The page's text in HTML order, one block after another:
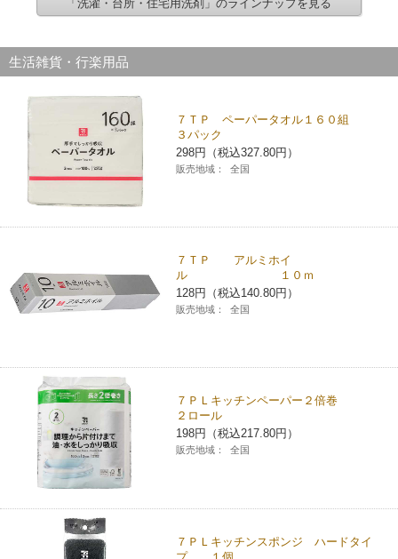
「洗濯・台所・住宅用洗剤」のラインナップを見る
生活雑貨・行楽用品
７ＴＰ ペーパータオル１６０組
３パック
298円（税込327.80円）
販売地域： 全国
７ＴＰ アルミホイ
ル １０ｍ
128円（税込140.80円）
販売地域： 全国
７ＰＬキッチンペーパー２倍巻
２ロール
198円（税込217.80円）
販売地域： 全国
７ＰＬキッチンスポンジ ハードタイ